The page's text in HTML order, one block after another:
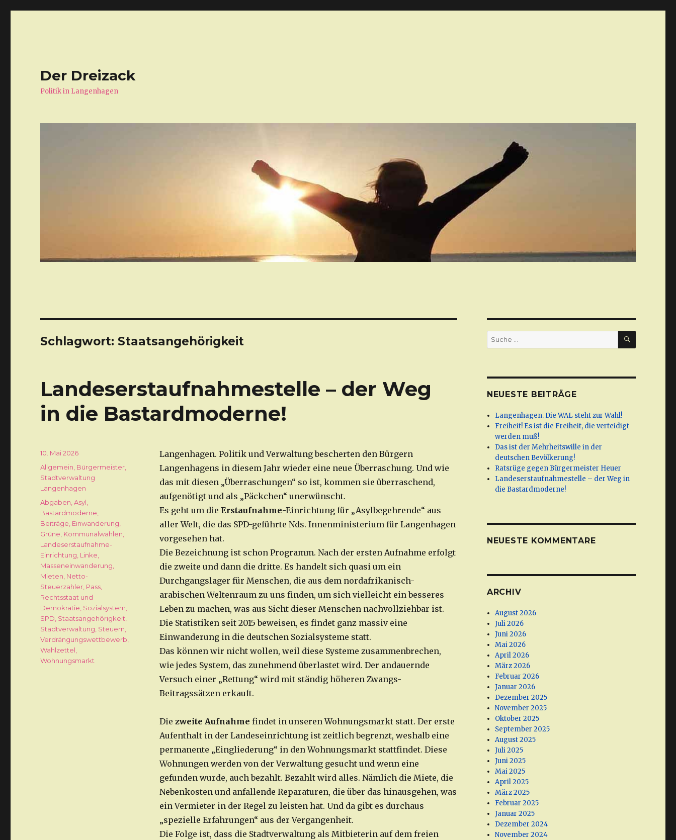
Der Dreizack
Politik in Langenhagen
Schlagwort: Staatsangehörigkeit
Landeserstaufnahmestelle – der Weg
in die Bastardmoderne!
Langenhagen. Politik und Verwaltung bescherten den Bürgern
Langenhagens in diesem Jahr wieder eine neue Überraschung. Und wie
das mit diesen „Überraschungen“ so ist, kommen sie überraschend,
aufgenötigt und als „Päckchen“ unerwünscht.
Es geht um die Erstaufnahme-Einrichtung für „Asylbegehrende“ aus
aller Welt, die das SPD-geführte Nds. Innenministerium für Langenhagen
vorgesehen hat.
Die Bezeichnung ist schon Programm. Nach der ersten Aufnahme erfolgt
die zweite und dann die dritte. Es handelt sich quasi um ein
Durchgangslager für Menschen, die aus dem nordafrikanisch-
arabischen Weltenraum zu uns finden, um sich vielleicht ein besseres
Leben zu machen, was aus Sicht dieser Menschen nachvollziehbar ist.
Die Statistiken seit 2015 beweisen, es findet ganz massiv eine
Einwanderung in die deutschen Sozialsysteme statt.
Das können wir nicht wollen, weil diese Systeme zusammenbrechen,
wie jedes System, das zunehmend überlastet wird. Der andauernde
Versuch einer „Rettung“ wird mit ständig höheren Zwangs-
Beitragssätzen erkauft.
Die zweite Aufnahme findet in unseren Wohnungsmarkt statt. Der erste
Aufenthalt in der Landeseinrichtung ist zeitlich begrenzt, weshalb eine
permanente „Eingliederung“ in den Wohnungsmarkt stattfindet. Diese
Wohnungen werden von der Verwaltung gesucht und wenn eine
gefunden wurde, auch bezahlt. Bezahlt wird alles. Nämlich die Miete, die
Nebenkosten und anfallende Reparaturen, die über das hinausgehen, was
ein Vermieter in der Regel zu leisten hat. Und da gibt es durchaus
„spezielle Erfahrungen“ aus der Vergangenheit.
Die Folge ist, dass die Stadtverwaltung als Mitbieterin auf dem freien
Veröffentlicht
am
10. Mai 2026
Kategorien
Allgemein Bürgermeister
Stadtverwaltung
Langenhagen
Schlagwörter
Abgaben ,Asyl
Bastardmoderne
Beiträge Einwanderung
Grüne Kommunalwahlen
Landeserstaufnahme-
Einrichtung Linke
Masseneinwanderung
Mieten Netto-
Steuerzahler Pass
Rechtsstaat und
Demokratie Sozialsystem
SPD Staatsangehörigkeit
Stadtverwaltung Steuern
Verdrängungswettbewerb
Wahlzettel
Wohnungsmarkt
Suche
nach:
SUCHE
NEUESTE BEITRÄGE
Langenhagen. Die WAL steht zur Wahl!
Freiheit! Es ist die Freiheit, die verteidigt
werden muß!
Das ist der Mehrheitswille in der
deutschen Bevölkerung!
Ratsrüge gegen Bürgermeister Heuer
Landeserstaufnahmestelle – der Weg in
die Bastardmoderne!
NEUESTE KOMMENTARE
ARCHIV
August 2026
Juli 2026
Juni 2026
Mai 2026
April 2026
März 2026
Februar 2026
Januar 2026
Dezember 2025
November 2025
Oktober 2025
September 2025
August 2025
Juli 2025
Juni 2025
Mai 2025
April 2025
März 2025
Februar 2025
Januar 2025
Dezember 2024
November 2024